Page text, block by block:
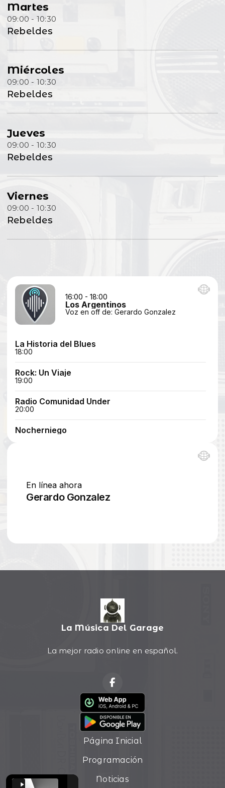
Martes
09:00 - 10:30
Rebeldes
Miércoles
09:00 - 10:30
Rebeldes
Jueves
09:00 - 10:30
Rebeldes
Viernes
09:00 - 10:30
Rebeldes
La Música Del Garage
La mejor radio online en español.
Página Inicial
Programación
Noticias